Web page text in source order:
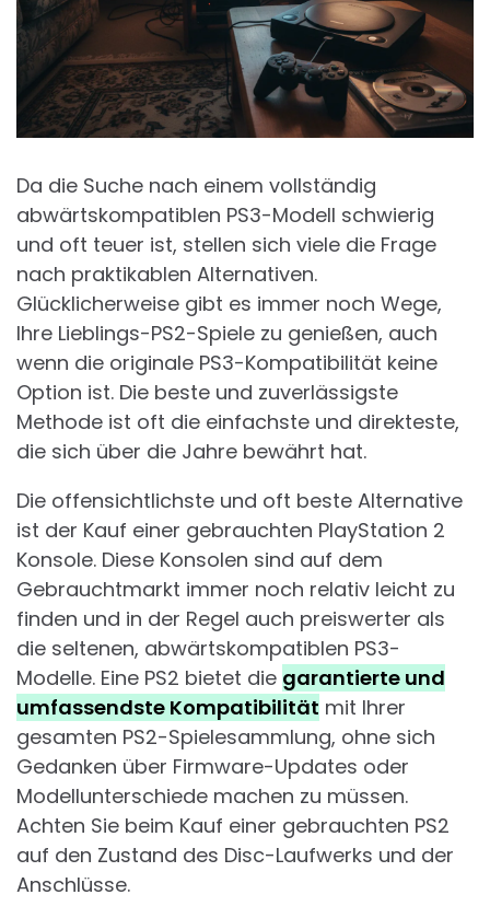
Da die Suche nach einem vollständig
abwärtskompatiblen PS3-Modell schwierig
und oft teuer ist, stellen sich viele die Frage
nach praktikablen Alternativen.
Glücklicherweise gibt es immer noch Wege,
Ihre Lieblings-PS2-Spiele zu genießen, auch
wenn die originale PS3-Kompatibilität keine
Option ist. Die beste und zuverlässigste
Methode ist oft die einfachste und direkteste,
die sich über die Jahre bewährt hat.
Die offensichtlichste und oft beste Alternative
ist der Kauf einer gebrauchten PlayStation 2
Konsole. Diese Konsolen sind auf dem
Gebrauchtmarkt immer noch relativ leicht zu
finden und in der Regel auch preiswerter als
die seltenen, abwärtskompatiblen PS3-
Modelle. Eine PS2 bietet die garantierte und
umfassendste Kompatibilität mit Ihrer
gesamten PS2-Spielesammlung, ohne sich
Gedanken über Firmware-Updates oder
Modellunterschiede machen zu müssen.
Achten Sie beim Kauf einer gebrauchten PS2
auf den Zustand des Disc-Laufwerks und der
Anschlüsse.